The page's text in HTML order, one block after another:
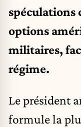
spéculations
options
militaires,
régime.
Le président
formule la